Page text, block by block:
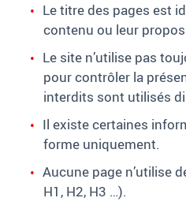
Le titre des pages est
contenu ou leur
Le site n’utilise pas
pour contrôler la
interdits sont utilisés
Il existe certaines
forme uniquement.
Aucune page n’utilise
H1, H2, H3 …).